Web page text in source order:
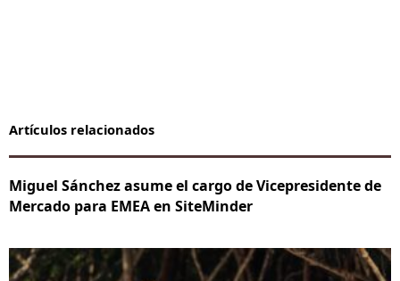
Artículos relacionados
Miguel Sánchez asume el cargo de Vicepresidente de
Mercado para EMEA en SiteMinder